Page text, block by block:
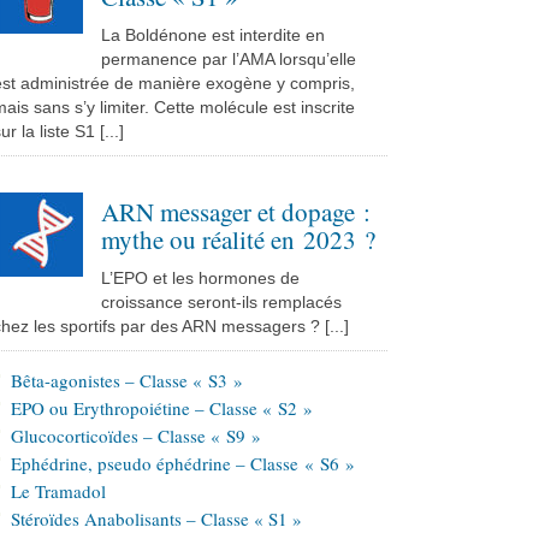
La Boldénone est interdite en
permanence par l’AMA lorsqu’elle
administrée de manière exogène y compris,
sans s’y limiter. Cette molécule est inscrite
la liste S1 [...]
ARN messager et dopage :
mythe ou réalité en 2023 ?
L’EPO et les hormones de
croissance seront-ils remplacés
les sportifs par des ARN messagers ? [...]
Bêta-agonistes – Classe « S3 »
EPO ou Erythropoiétine – Classe « S2 »
Glucocorticoïdes – Classe « S9 »
Ephédrine, pseudo éphédrine – Classe « S6 »
Le Tramadol
Stéroïdes Anabolisants – Classe « S1 »